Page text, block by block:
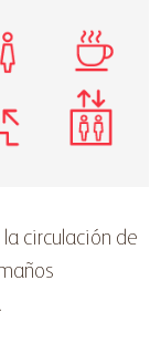
circulación de